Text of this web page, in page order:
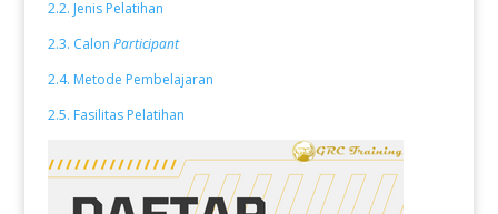
2.2. Jenis Pelatihan
2.3. Calon Participant
2.4. Metode Pembelajaran
2.5. Fasilitas Pelatihan